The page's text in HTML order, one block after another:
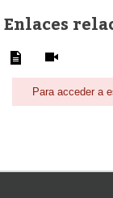
Enlaces
Para acceder a